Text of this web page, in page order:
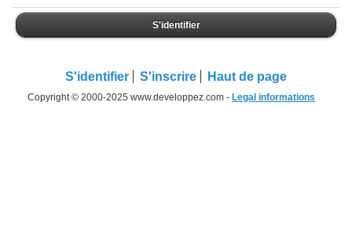
S'identifier
S'identifier S'inscrire Haut de page
Copyright © 2000-2025 www.developpez.com - Legal informations